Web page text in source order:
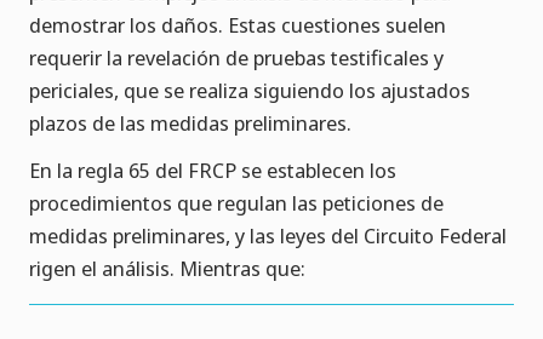
demostrar los daños. Estas cuestiones suelen
requerir la revelación de pruebas testificales y
periciales, que se realiza siguiendo los ajustados
plazos de las medidas preliminares.
En la regla 65 del FRCP se establecen los
procedimientos que regulan las peticiones de
medidas preliminares, y las leyes del Circuito Federal
rigen el análisis. Mientras que: